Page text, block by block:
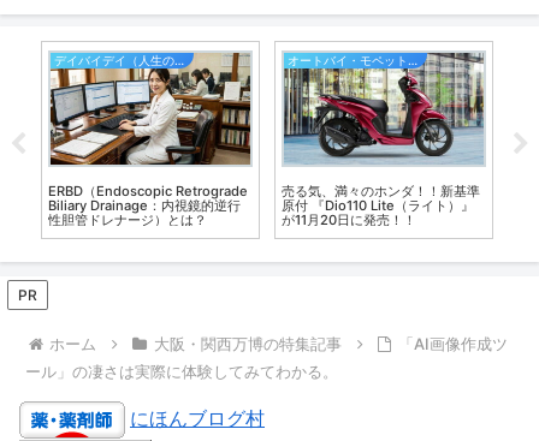
デイバイデイ（人生の散歩道）
ERBD（Endoscopic Retrograde
Biliary Drainage：内視鏡的逆行
性胆管ドレナージ）とは？
オートバイ・モペット・原付バイク
売る気、満々のホンダ！！新基準
原付 『Dio110 Lite（ライト）』
が11月20日に発売！！
PR
ホーム 大阪・関西万博の特集記事
「AI画像作成ツ
ール」の凄さは実際に体験してみてわかる。
にほんブログ村